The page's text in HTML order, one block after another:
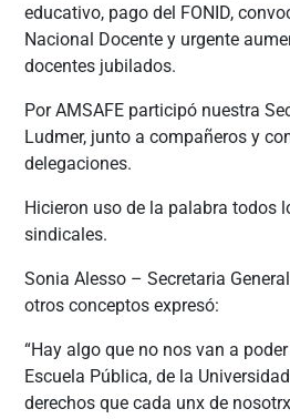
educativo, pago del FONID,
Nacional Docente y urgente
docentes jubilados.
Por AMSAFE participó nuestra
Ludmer, junto a compañeros y
delegaciones.
Hicieron uso de la palabra todos
sindicales.
Sonia Alesso – Secretaria
otros conceptos expresó:
“Hay algo que no nos van a
Escuela Pública, de la
derechos que cada unx de